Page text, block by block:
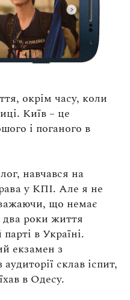
окрім часу, коли
Київ – це
і поганого в
навчався на
у КПІ. Але я не
що немає
роки життя
в Україні.
екзамен з
склав іспит,
в Одесу.